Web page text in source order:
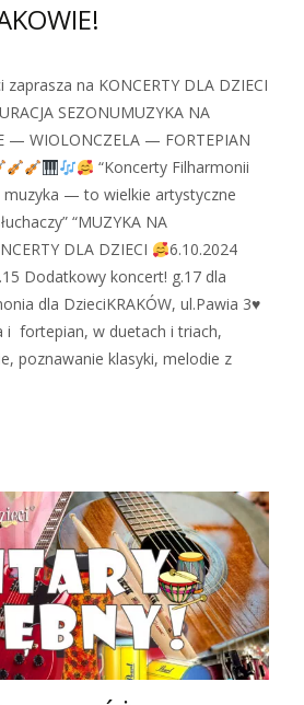
na KONCERTY DLA DZIECI
SEZONUMUZYKA NA
— WIOLONCZELA — FORTEPIAN
“Koncerty Filharmonii
muzyka — to wielkie artystyczne
“MUZYKA NA
DLA DZIECI
6.10.2024
Dodatkowy koncert! g.17 dla
dla DzieciKRAKÓW, ul.Pawia 3♥
i fortepian, w duetach i triach,
poznawanie klasyki, melodie z